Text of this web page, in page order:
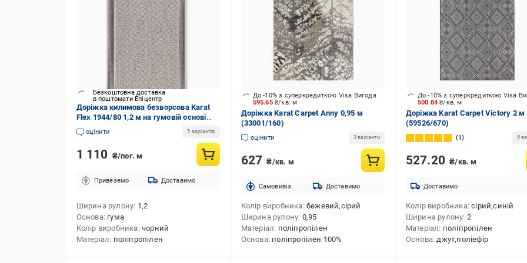
Безкоштовна доставка
в поштомати Епіцентр
Доріжка килимова безворсова Karat
Flex 1944/80 1,2 м на гумовій основі
Чорний/Сірий (00-00008352)
оцінити 5 варіантів
1 110 ₴/пог. м
Привеземо Доставимо
Ширина рулону 1,2
Основа гума
Колір виробника чорний
Матеріал поліпропілен
595.65₴/кв. м
До -10% з суперкредиткою Visa Вигода
Доріжка Karat Carpet Anny 0,95 м
(33001/160)
оцінити 3 варіанти
627 ₴/кв. м
Cамовивіз Доставимо
Колір виробника бежевий,сірий
Ширина рулону 0,95
Матеріал поліпропілен
Основа поліпропілен 100%
500.84₴/кв. м
До -10% з суперкредиткою Visa
Доріжка Karat Carpet Victory 2 м
(59526/670)
1 5
527.20 ₴/кв. м
Доставимо
Колір виробника сірий,синій
Ширина рулону 2
Матеріал поліпропілен
Основа джут,поліефір